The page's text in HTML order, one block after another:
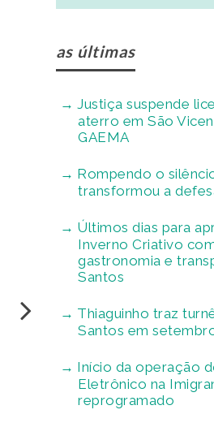
as últimas
Justiça suspende
aterro em São
GAEMA
Rompendo o
transformou a
Últimos dias para
Inverno Criativo
gastronomia e
Santos
Thiaguinho traz
Santos em
Início da operação
Eletrônico na
reprogramado